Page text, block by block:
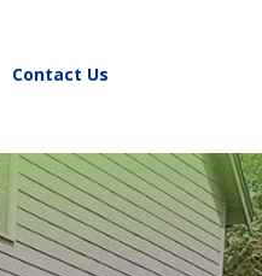
Contact Us